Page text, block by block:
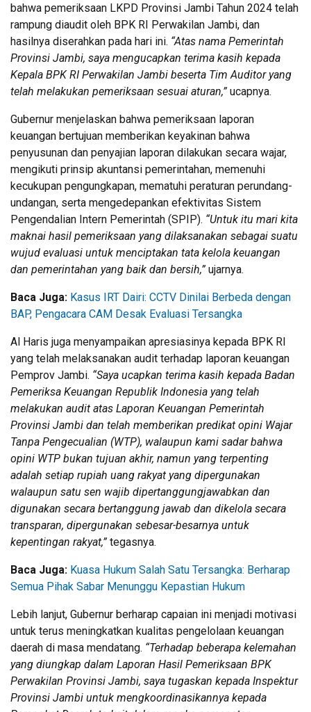
bahwa pemeriksaan LKPD Provinsi Jambi Tahun 2024 telah
rampung diaudit oleh BPK RI Perwakilan Jambi, dan
hasilnya diserahkan pada hari ini. “Atas nama Pemerintah
Provinsi Jambi, saya mengucapkan terima kasih kepada
Kepala BPK RI Perwakilan Jambi beserta Tim Auditor yang
telah melakukan pemeriksaan sesuai aturan,” ucapnya.
Gubernur menjelaskan bahwa pemeriksaan laporan
keuangan bertujuan memberikan keyakinan bahwa
penyusunan dan penyajian laporan dilakukan secara wajar,
mengikuti prinsip akuntansi pemerintahan, memenuhi
kecukupan pengungkapan, mematuhi peraturan perundang-
undangan, serta mengedepankan efektivitas Sistem
Pengendalian Intern Pemerintah (SPIP). “Untuk itu mari kita
maknai hasil pemeriksaan yang dilaksanakan sebagai suatu
wujud evaluasi untuk menciptakan tata kelola keuangan
dan pemerintahan yang baik dan bersih,” ujarnya.
Baca Juga: Kasus IRT Dairi: CCTV Dinilai Berbeda dengan
BAP, Pengacara CAM Desak Evaluasi Tersangka
Al Haris juga menyampaikan apresiasinya kepada BPK RI
yang telah melaksanakan audit terhadap laporan keuangan
Pemprov Jambi. “Saya ucapkan terima kasih kepada Badan
Pemeriksa Keuangan Republik Indonesia yang telah
melakukan audit atas Laporan Keuangan Pemerintah
Provinsi Jambi dan telah memberikan predikat opini Wajar
Tanpa Pengecualian (WTP), walaupun kami sadar bahwa
opini WTP bukan tujuan akhir, namun yang terpenting
adalah setiap rupiah uang rakyat yang dipergunakan
walaupun satu sen wajib dipertanggungjawabkan dan
digunakan secara bertanggung jawab dan dikelola secara
transparan, dipergunakan sebesar-besarnya untuk
kepentingan rakyat,” tegasnya.
Baca Juga: Kuasa Hukum Salah Satu Tersangka: Berharap
Semua Pihak Sabar Menunggu Kepastian Hukum
Lebih lanjut, Gubernur berharap capaian ini menjadi motivasi
untuk terus meningkatkan kualitas pengelolaan keuangan
daerah di masa mendatang. “Terhadap beberapa kelemahan
yang diungkap dalam Laporan Hasil Pemeriksaan BPK
Perwakilan Provinsi Jambi, saya tugaskan kepada Inspektur
Provinsi Jambi untuk mengkoordinasikannya kepada